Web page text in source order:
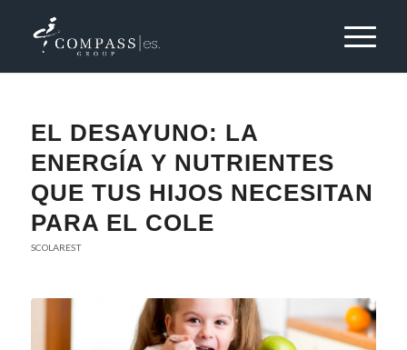
EL DESAYUNO: LA
ENERGÍA Y NUTRIENTES
QUE TUS HIJOS NECESITAN
PARA EL COLE
SCOLAREST